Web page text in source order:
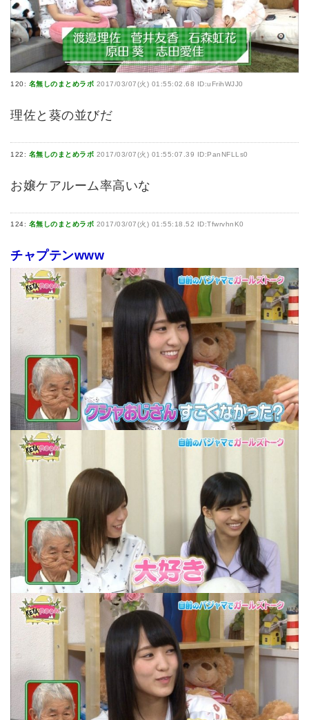
120: 名無しのまとめラボ 2017/03/07(火) 01:55:02.68 ID:uFrihWJJ0
理佐と葵の並びだ
122: 名無しのまとめラボ 2017/03/07(火) 01:55:07.39 ID:PanNFLLs0
お嬢ケアルーム率高いな
124: 名無しのまとめラボ 2017/03/07(火) 01:55:18.52 ID:TfwrvhnK0
チャプテンwww